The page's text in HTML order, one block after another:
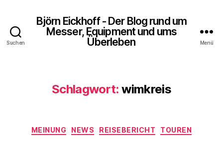
Suchen
Björn Eickhoff - Der Blog rund um
Messer, Equipment und ums
Überleben
Menü
Schlagwort: wimkreis
Kategorien
MEINUNG NEWS REISEBERICHT TOUREN